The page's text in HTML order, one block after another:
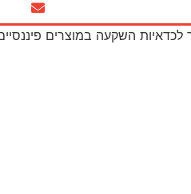
השקעה במוצרים